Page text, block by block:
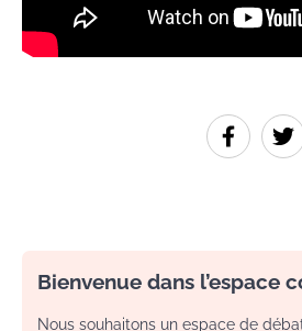
Bienvenue dans l’espace
Nous souhaitons un espace de